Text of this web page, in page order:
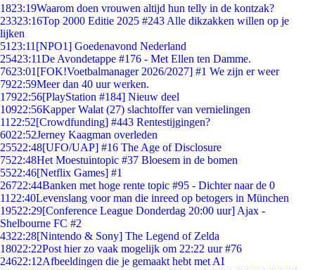
1823:19Waarom doen vrouwen altijd hun telly in de kontzak?
23323:16Top 2000 Editie 2025 #243 Alle dikzakken willen op je
lijken
51 23:11 [NPO1] Goedenavond Nederland
25423:11De Avondetappe #176 - Met Ellen ten Damme.
7623:01 [FOK!Voetbalmanager 2026/2027] #1 We zijn er weer
7922:59Meer dan 40 uur werken.
17922:56[PlayStation #184] Nieuw deel
10922:56Kapper Walat (27) slachtoffer van vernielingen
11 22:52[Crowdfunding] #443 Rentestijgingen?
6022:52Jerney Kaagman overleden
25522:48[UFO/UAP] #16 The Age of Disclosure
7522:48Het Moestuintopic #37 Bloesem in de bomen
5522:46[Netflix Games] #1
26722:44Banken met hoge rente topic #95 - Dichter naar de 0
11 22:40Levenslang voor man die inreed op betogers in München
19522:29[Conference League Donderdag 20:00 uur] Ajax -
Shelbourne FC #2
4322:28[Nintendo & Sony] The Legend of Zelda
18022:22Post hier zo vaak mogelijk om 22:22 uur #76
24622:12Afbeeldingen die je gemaakt hebt met AI